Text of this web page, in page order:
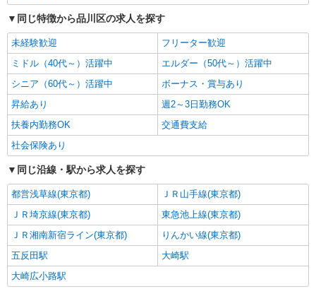
同じ特徴から品川区の求人を探す
未経験歓迎
フリーター歓迎
ミドル（40代～）活躍中
エルダー（50代～）活躍中
シニア（60代～）活躍中
ボーナス・賞与あり
昇給あり
週2～3日勤務OK
扶養内勤務OK
交通費支給
社会保険あり
同じ沿線・駅から求人を探す
都営浅草線(東京都)
ＪＲ山手線(東京都)
ＪＲ埼京線(東京都)
東急池上線(東京都)
ＪＲ湘南新宿ライン(東京都)
りんかい線(東京都)
五反田駅
大崎駅
大崎広小路駅